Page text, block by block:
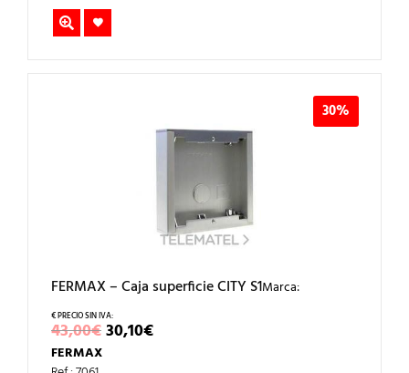
30%
FERMAX – Caja superficie CITY S1
43,00€EL
PRECIO
30,10€EL
PRECIO
Marca:
FERMAX